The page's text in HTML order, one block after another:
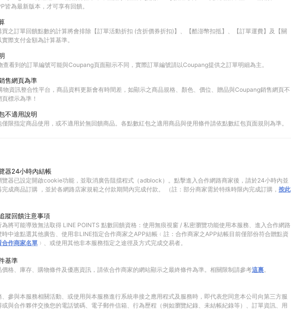
皆為最新版本，才可享有回饋。
買之訂單回饋點數的計算將會排除【訂單活動折扣 (含折價券折扣)】、【酷澎幣扣抵】、【訂單運費】及【關
際支付金額為計算基準。
查看到的訂單編號可能與Coupang頁面顯示不同，實際訂單編號請以Coupang提供之訂單明細為主。
售網頁為準
物資訊整合性平台，商品資料更新會有時間差，如顯示之商品規格、顏色、價位、贈品與Coupang銷售網頁不
標示為準！
不適用說明
限指定商品使用，或不適用於無回饋商品。各點數紅包之適用商品與使用條件請依點數紅包頁面規則為準。
器24小時內結帳
覽器已設定開啟cookie功能，並取消廣告阻擋程式（adblock）。點擊進入合作網路商家後，請於24小時內並
完成商品訂購 ，並於各網路店家規範之付款期間內完成付款。 （註：部分商家需於特殊時限內完成訂購， 按此
蹤回饋注意事項
將可能導致無法取得 LINE POINTS 點數回饋資格：使用無痕視窗 / 私密瀏覽功能使用本服務、進入合作網路
時中途點選其他廣告、使用非LINE指定合作商家之APP結帳﹙註：合作商家之APP結帳目前僅部份符合贈點資
合作商家名單 ﹚、或使用其他非本服務指定之途徑及方式完成交易者。
基準
價格、庫存、購物條件及優惠資訊，請依合作商家的網站顯示之最終條件為準。相關限制請參考這裏。
、參與本服務相關活動、或使用與本服務進行系統串接之應用程式及服務時，即代表您同意本公司向第三方服
或與合作夥伴交換您的電話號碼、電子郵件信箱、行為歷程（例如瀏覽紀錄、未結帳紀錄等）、訂單資訊、用